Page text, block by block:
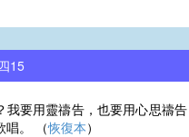
15
我要用靈禱告，也要用心思禱告
唱。 （恢復本）